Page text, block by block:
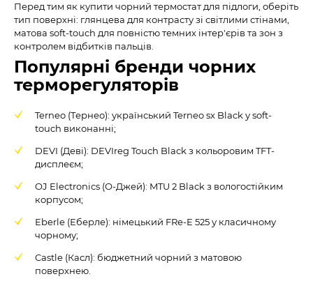
Перед тим як купити чорний термостат для підлоги, оберіть
тип поверхні: глянцева для контрасту зі світлими стінами,
матова soft-touch для повністю темних інтер'єрів та зон з
контролем відбитків пальців.
Популярні бренди чорних
терморегуляторів
Terneo (Тернео): український Terneo sx Black у soft-
touch виконанні;
DEVI (Деві): DEVIreg Touch Black з кольоровим TFT-
дисплеєм;
OJ Electronics (О-Джей): MTU 2 Black з вологостійким
корпусом;
Eberle (Еберле): німецький FRe-E 525 у класичному
чорному;
Castle (Касл): бюджетний чорний з матовою
поверхнею.